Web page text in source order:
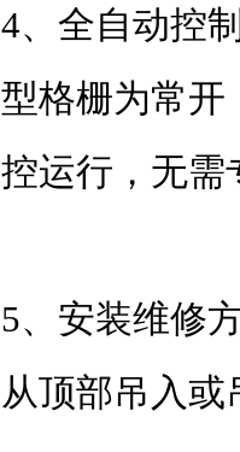
4、全自动控
型格栅为常开
控运行，无需
5、安装维修
从顶部吊入或